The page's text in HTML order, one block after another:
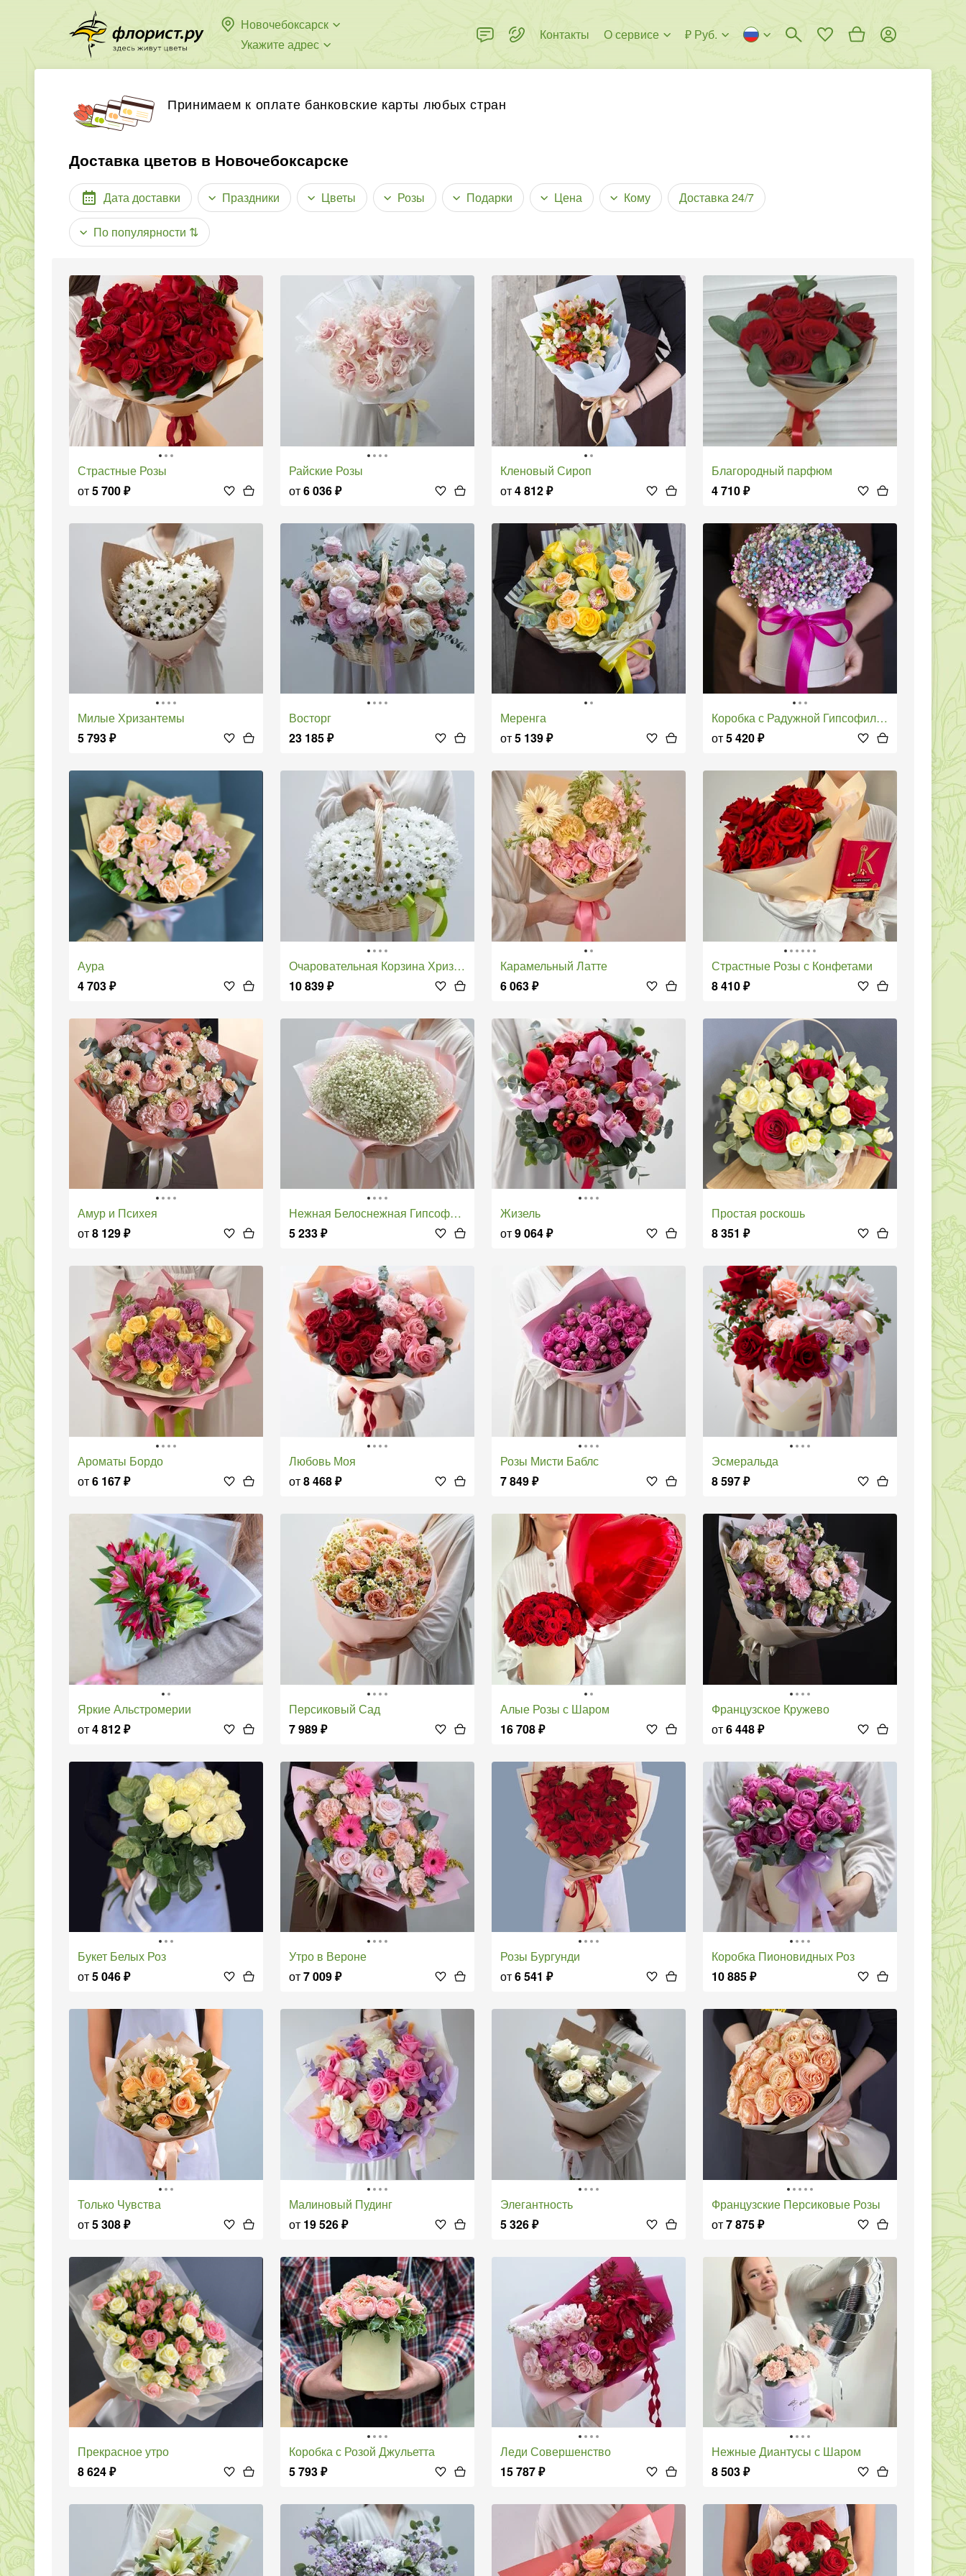
Новочебоксарск
Укажите адрес
Контакты О сервисе ₽ Руб.
Принимаем к оплате банковские карты любых стран
Доставка цветов в Новочебоксарске
Дата доставки Праздники Цветы Розы Подарки Цена Кому Доставка 24/7
По популярности ⇅
Страстные Розы
от5 700₽
Райские Розы
от6 036₽
Кленовый Сироп
от4 812₽
Благородный парфюм
4 710₽
Милые Хризантемы
5 793₽
Восторг
23 185₽
Меренга
от5 139₽
Коробка с Радужной Гипсофилой
от5 420₽
Аура
4 703₽
Очаровательная Корзина Хризантем
10 839₽
Карамельный Латте
6 063₽
Страстные Розы с Конфетами
8 410₽
Амур и Психея
от8 129₽
Нежная Белоснежная Гипсофила
5 233₽
Жизель
от9 064₽
Простая роскошь
8 351 ₽
Ароматы Бордо
от6 167₽
Любовь Моя
от8 468₽
Розы Мисти Баблс
7 849₽
Эсмеральда
8 597₽
Яркие Альстромерии
от4 812₽
Персиковый Сад
7 989₽
Алые Розы с Шаром
16 708₽
Французское Кружево
от6 448₽
Букет Белых Роз
от5 046₽
Утро в Вероне
от7 009₽
Розы Бургунди
от6 541 ₽
Коробка Пионовидных Роз
10 885₽
Только Чувства
от5 308₽
Малиновый Пудинг
от 19 526₽
Элегантность
5 326₽
Французские Персиковые Розы
от7 875₽
Прекрасное утро
8 624₽
Коробка с Розой Джульетта
5 793₽
Леди Совершенство
15 787₽
Нежные Диантусы с Шаром
8 503₽